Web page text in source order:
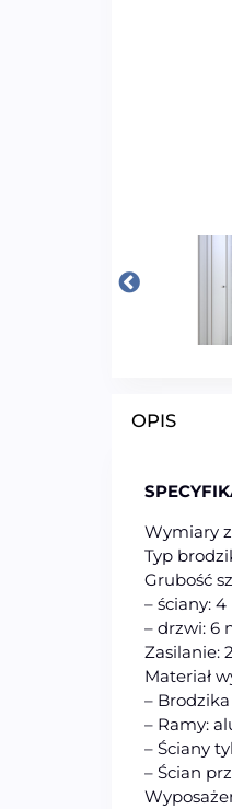
OPIS
Wymiary
Typ
Grubość
– ściany:
– drzwi: 6
Zasilanie:
Materiał
–
– Ramy:
– Ściany
– Ścian